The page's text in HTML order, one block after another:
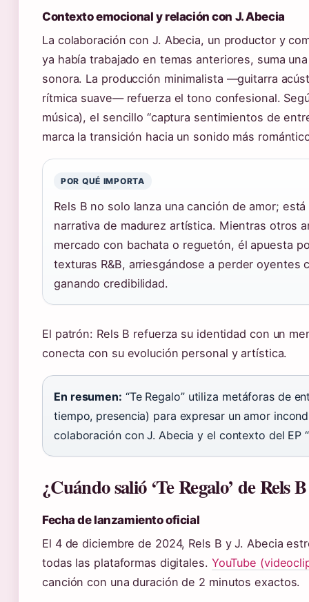
Contexto emocional y relación con J. Abecia
La colaboración con J. Abecia, un productor y
ya había trabajado en temas anteriores, suma
sonora. La producción minimalista —guitarra
rítmica suave— refuerza el tono confesional.
música), el sencillo “captura sentimientos de
marca la transición hacia un sonido más
POR QUÉ IMPORTA
Rels B no solo lanza una canción de amor;
narrativa de madurez artística. Mientras otros
mercado con bachata o reguetón, él apuesta
texturas R&B, arriesgándose a perder oyentes
ganando credibilidad.
El patrón: Rels B refuerza su identidad con un
conecta con su evolución personal y artística.
En resumen: “Te Regalo” utiliza metáforas de
tiempo, presencia) para expresar un amor
colaboración con J. Abecia y el contexto del EP
¿Cuándo salió ‘Te Regalo’ de Rels
Fecha de lanzamiento oficial
El 4 de diciembre de 2024, Rels B y J. Abecia
todas las plataformas digitales. YouTube
canción con una duración de 2 minutos exactos.